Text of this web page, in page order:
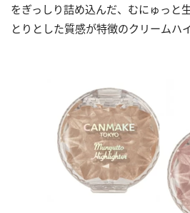
をぎっしり詰め込んだ、むにゅっと
とりとした質感が特徴のクリームハ